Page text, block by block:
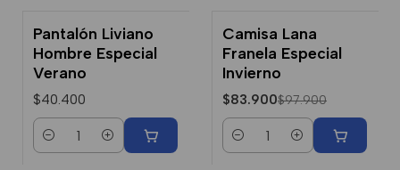
Pantalón Liviano
Hombre Especial
Verano
$40.400
Cantidad
-14% Dcto.
Camisa Lana
Franela Especial
Invierno
$83.900$97.900
Cantidad